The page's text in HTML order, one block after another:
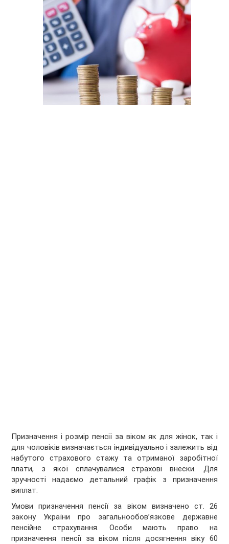
Призначення і розмір пенсії за віком як для жінок, так і
для чоловіків визначається індивідуально і залежить від
набутого страхового стажу та отриманої заробітної
плати, з якої сплачувалися страхові внески. Для
зручності надаємо детальний графік з призначення
виплат.
Умови призначення пенсії за віком
визначено ст. 26
закону України про загальнообов’язкове державне
пенсійне страхування. Особи мають право на
призначення пенсії за віком після досягнення віку 60